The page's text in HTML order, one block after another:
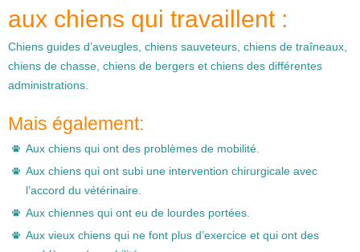
aux chiens qui travaillent :
Chiens guides d’aveugles, chiens sauveteurs, chiens de traîneaux,
chiens de chasse, chiens de bergers et chiens des différentes
administrations.
Mais également:
Aux chiens qui ont des problèmes de mobilité.
Aux chiens qui ont subi une intervention chirurgicale avec
l’accord du vétérinaire.
Aux chiennes qui ont eu de lourdes portées.
Aux vieux chiens qui ne font plus d’exercice et qui ont des